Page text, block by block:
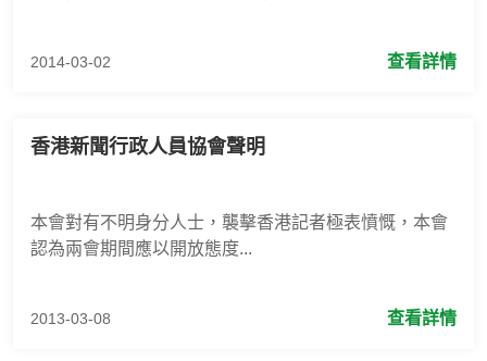
2014-03-02 查看詳情
香港新聞行政人員協會聲明
本會對有不明身分人士，襲擊香港記者極表憤慨，本會
認為兩會期間應以開放態度...
2013-03-08 查看詳情